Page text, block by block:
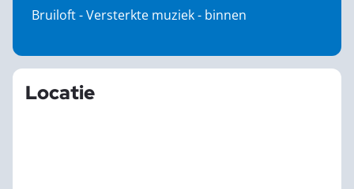
Bruiloft - Versterkte muziek - binnen
Locatie